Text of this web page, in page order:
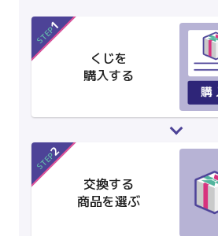
STEP1
くじを
購入する
STEP2
交換する
商品を選ぶ